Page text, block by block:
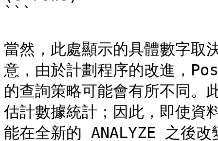
```
當然，此處顯示的具體數字取
意，由於計劃程序的改進，
的查詢策略可能會有所不同。
估計數據統計；因此，即使資
能在全新的 ANALYZE 之後改